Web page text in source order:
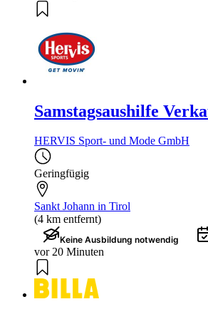
Samstagsaushilfe
HERVIS Sport- und Mode GmbH
Geringfügig
Sankt Johann in Tirol
(4 km entfernt)
Keine Ausbildung notwendig
vor 20 Minuten